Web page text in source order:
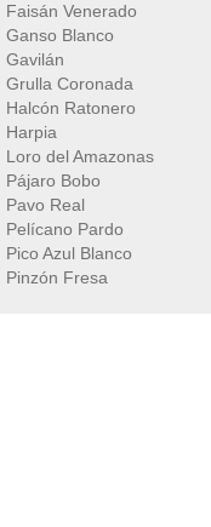
Faisán Venerado
Ganso Blanco
Gavilán
Grulla Coronada
Halcón Ratonero
Harpia
Loro del Amazonas
Pájaro Bobo
Pavo Real
Pelícano Pardo
Pico Azul Blanco
Pinzón Fresa